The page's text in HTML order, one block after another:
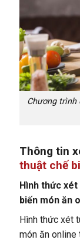
Chương trình
Thông tin
thuật chế
Hình thức
biến món ăn
Hình thức xét
món ăn online